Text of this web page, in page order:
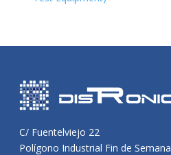
C/ Fuentelviejo 22
Polígono Industrial Fin de Semana